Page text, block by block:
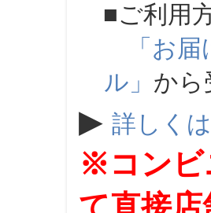
■ご利用
「お
ル」 から
▶ 詳しく
※コンビ